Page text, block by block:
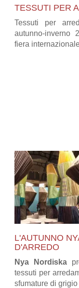
TESSUTI PER
Tessuti per
autunno-inverno
fiera
L'AUTUNNO
D'ARREDO
Nya Nordiska
tessuti per
sfumature di